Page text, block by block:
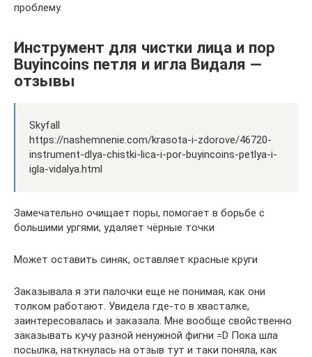
проблему.
Инструмент для чистки лица и пор
Buyincoins петля и игла Видаля —
отзывы
Skyfall
https://nashemnenie.com/krasota-i-zdorove/46720-
instrument-dlya-chistki-lica-i-por-buyincoins-petlya-i-
igla-vidalya.html
Замечательно очищает поры, помогает в борьбе с
большими ургями, удаляет чёрные точки
Может оставить синяк, оставляет красные круги
Заказывала я эти палочки еще не понимая, как они
толком работают. Увидела где-то в хвасталке,
заинтересовалась и заказала. Мне вообще свойственно
заказывать кучу разной ненужной фигни =D Пока шла
посылка, наткнулась на отзыв тут и таки поняла, как